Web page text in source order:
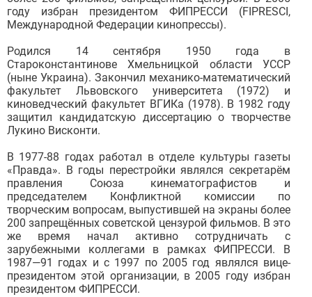
году избран президентом ФИПРЕССИ (FIPRESCI,
Международной Федерации кинопрессы).
Родился 14 сентября 1950 года в
Староконстантинове Хмельницкой области УССР
(ныне Украина). Закончил механико-математический
факультет Львовского университета (1972) и
киноведческий факультет ВГИКа (1978). В 1982 году
защитил кандидатскую диссертацию о творчестве
Лукино Висконти.
В 1977-88 годах работал в отделе культуры газеты
«Правда». В годы перестройки являлся секретарём
правления Союза кинематографистов и
председателем Конфликтной комиссии по
творческим вопросам, выпустившей на экраны более
200 запрещённых советской цензурой фильмов. В это
же время начал активно сотрудничать с
зарубежными коллегами в рамках ФИПРЕССИ. В
1987—91 годах и с 1997 по 2005 год являлся вице-
президентом этой организации, в 2005 году избран
президентом ФИПРЕССИ.